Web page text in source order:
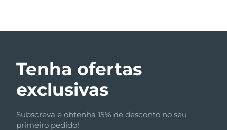
Tenha ofertas
exclusivas
Subscreva e obtenha 15% de desconto no seu
primeiro pedido!